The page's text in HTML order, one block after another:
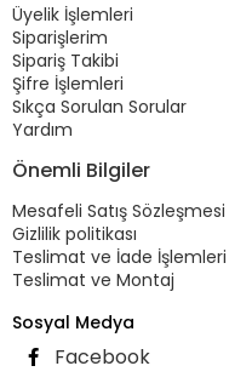
Üyelik İşlemleri
Siparişlerim
Sipariş Takibi
Şifre İşlemleri
Sıkça Sorulan Sorular
Yardım
Önemli Bilgiler
Mesafeli Satış Sözleşmesi
Gizlilik politikası
Teslimat ve İade İşlemleri
Teslimat ve Montaj
Sosyal Medya
Facebook